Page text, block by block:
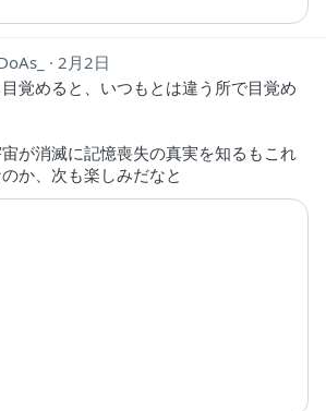
2月2日
覚めると、いつもとは違う所で目覚め
が消滅に記憶喪失の真実を知るもこれ
か、次も楽しみだなと